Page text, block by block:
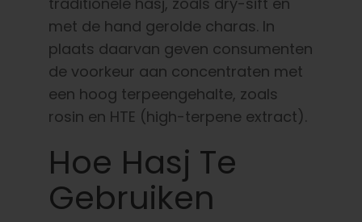
met de hand gerolde charas. In
plaats daarvan geven consumenten
de voorkeur aan concentraten met
een hoog terpeengehalte, zoals
rosin en HTE (high-terpene extract).
Hoe Hasj Te
Gebruiken